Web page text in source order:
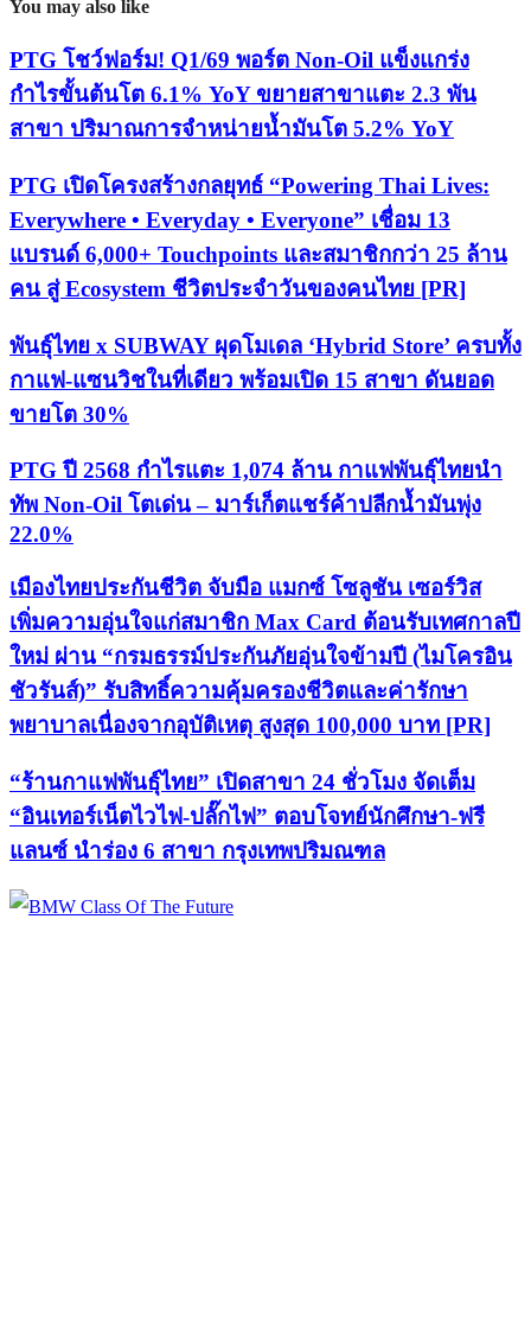
You may also like
PTG โชว์ฟอร์ม! Q1/69 พอร์ต Non-Oil แข็งแกร่ง
กำไรขั้นต้นโต 6.1% YoY ขยายสาขาแตะ 2.3 พัน
สาขา ปริมาณการจำหน่ายน้ำมันโต 5.2% YoY
PTG เปิดโครงสร้างกลยุทธ์ “Powering Thai Lives:
Everywhere • Everyday • Everyone” เชื่อม 13
แบรนด์ 6,000+ Touchpoints และสมาชิกกว่า 25 ล้าน
คน สู่ Ecosystem ชีวิตประจำวันของคนไทย [PR]
พันธุ์ไทย x SUBWAY ผุดโมเดล ‘Hybrid Store’ ครบทั้ง
กาแฟ-แซนวิชในที่เดียว พร้อมเปิด 15 สาขา ดันยอด
ขายโต 30%
PTG ปี 2568 กำไรแตะ 1,074 ล้าน กาแฟพันธุ์ไทยนำ
ทัพ Non-Oil โตเด่น – มาร์เก็ตแชร์ค้าปลีกน้ำมันพุ่ง
22.0%
เมืองไทยประกันชีวิต จับมือ แมกซ์ โซลูชัน เซอร์วิส
เพิ่มความอุ่นใจแก่สมาชิก Max Card ต้อนรับเทศกาลปี
ใหม่ ผ่าน “กรมธรรม์ประกันภัยอุ่นใจข้ามปี (ไมโครอิน
ชัวรันส์)” รับสิทธิ์ความคุ้มครองชีวิตและค่ารักษา
พยาบาลเนื่องจากอุบัติเหตุ สูงสุด 100,000 บาท [PR]
“ร้านกาแฟพันธุ์ไทย” เปิดสาขา 24 ชั่วโมง จัดเต็ม
“อินเทอร์เน็ตไวไฟ-ปลั๊กไฟ” ตอบโจทย์นักศึกษา-ฟรี
แลนซ์ นำร่อง 6 สาขา กรุงเทพปริมณฑล